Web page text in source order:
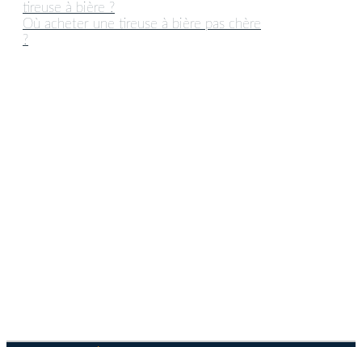
tireuse à bière ?
Où acheter une tireuse à bière pas chère
?